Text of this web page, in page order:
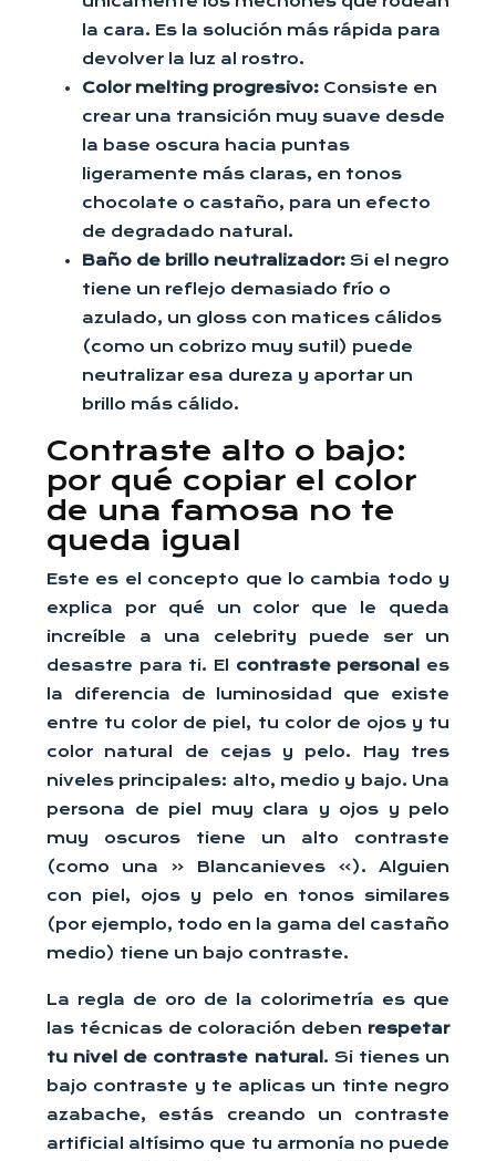
la cara. Es la solución más rápida para
devolver la luz al rostro.
Color melting progresivo: Consiste en
crear una transición muy suave desde
la base oscura hacia puntas
ligeramente más claras, en tonos
chocolate o castaño, para un efecto
de degradado natural.
Baño de brillo neutralizador: Si el negro
tiene un reflejo demasiado frío o
azulado, un gloss con matices cálidos
(como un cobrizo muy sutil) puede
neutralizar esa dureza y aportar un
brillo más cálido.
Contraste alto o bajo:
por qué copiar el color
de una famosa no te
queda igual
Este es el concepto que lo cambia todo y
explica por qué un color que le queda
increíble a una celebrity puede ser un
desastre para ti. El contraste personal
es
la diferencia de luminosidad que existe
entre tu color de piel, tu color de ojos y tu
color natural de cejas y pelo. Hay tres
niveles principales: alto, medio y bajo. Una
persona de piel muy clara y ojos y pelo
muy oscuros tiene un alto contraste
(como una « Blancanieves »). Alguien
con piel, ojos y pelo en tonos similares
(por ejemplo, todo en la gama del castaño
medio) tiene un bajo contraste.
La regla de oro de la colorimetría es que
las técnicas de coloración deben respetar
tu nivel de contraste natural . Si tienes un
bajo contraste y te aplicas un tinte negro
azabache, estás creando un contraste
artificial altísimo que tu armonía no puede